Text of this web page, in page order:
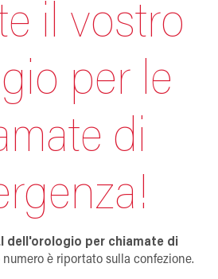
il vostro
per le
di
dell'orologio per chiamate di
numero è riportato sulla confezione.